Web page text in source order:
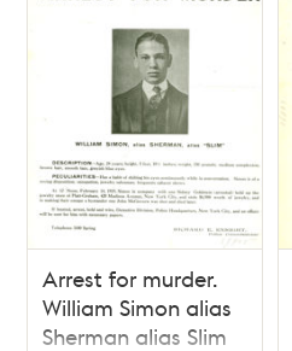
Arrest for murder.
William Simon alias
Sherman alias Slim